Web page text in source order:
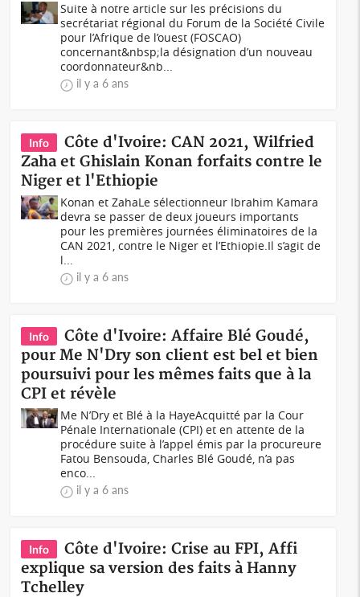
Suite à notre article sur les précisions du
secrétariat régional du Forum de la Société Civile
pour l’Afrique de l’ouest (FOSCAO)
concernant&nbsp;la désignation d’un nouveau
coordonnateur&nb...
il y a 6 ans
Info
Côte d'Ivoire: CAN 2021, Wilfried
Zaha et Ghislain Konan forfaits contre le
Niger et l'Ethiopie
Konan et ZahaLe sélectionneur Ibrahim Kamara
devra se passer de deux joueurs importants
pour les premières journées éliminatoires de la
CAN 2021, contre le Niger et l’Ethiopie.Il s’agit de
l...
il y a 6 ans
Info
Côte d'Ivoire: Affaire Blé Goudé,
pour Me N'Dry son client est bel et bien
poursuivi pour les mêmes faits que à la
CPI et révèle
Me N’Dry et Blé à la HayeAcquitté par la Cour
Pénale Internationale (CPI) et en attente de la
procédure suite à l’appel émis par la procureure
Fatou Bensouda, Charles Blé Goudé, n’a pas
enco...
il y a 6 ans
Info
Côte d'Ivoire: Crise au FPI, Affi
explique sa version des faits à Hanny
Tchelley